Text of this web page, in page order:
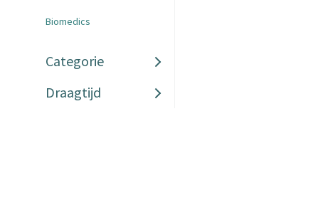
Biomedics
Categorie
Draagtijd